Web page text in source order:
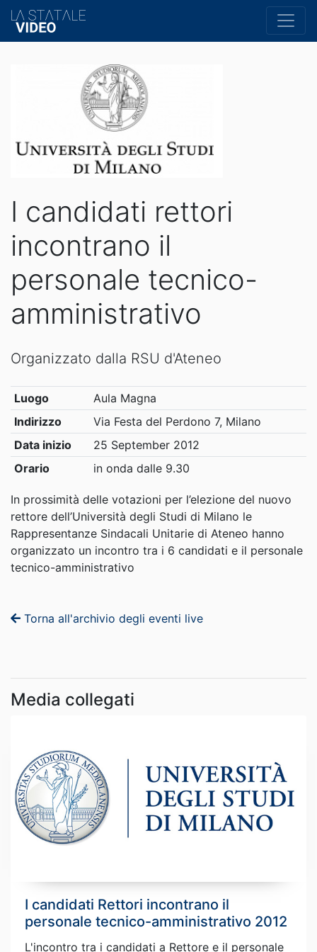
I candidati rettori
incontrano il
personale tecnico-
amministrativo
Organizzato dalla RSU d'Ateneo
Luogo
Aula Magna
Indirizzo
Via Festa del Perdono 7, Milano
Data inizio
25 September 2012
Orario
in onda dalle 9.30
In prossimità delle votazioni per l’elezione del nuovo
rettore dell’Università degli Studi di Milano le
Rappresentanze Sindacali Unitarie di Ateneo hanno
organizzato un incontro tra i 6 candidati e il personale
tecnico-amministrativo
Torna all'archivio degli eventi live
Media collegati
I candidati Rettori incontrano il
personale tecnico-amministrativo 2012
L'incontro tra i candidati a Rettore e il personale